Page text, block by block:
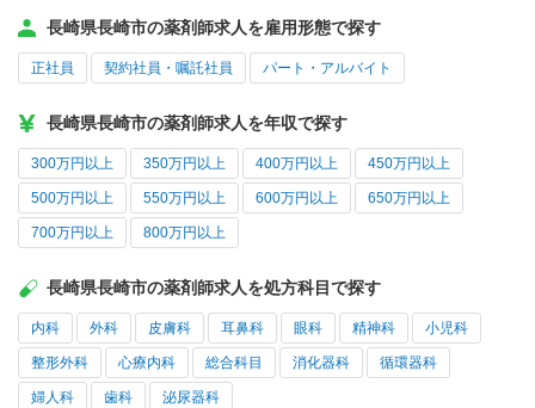
長崎県長崎市の薬剤師求人を雇用形態で探す
正社員 契約社員・嘱託社員 パート・アルバイト
長崎県長崎市の薬剤師求人を年収で探す
300万円以上 350万円以上 400万円以上 450万円以上
500万円以上 550万円以上 600万円以上 650万円以上
700万円以上 800万円以上
長崎県長崎市の薬剤師求人を処方科目で探す
内科 外科 皮膚科 耳鼻科 眼科 精神科 小児科
整形外科 心療内科 総合科目 消化器科 循環器科
婦人科 歯科 泌尿器科